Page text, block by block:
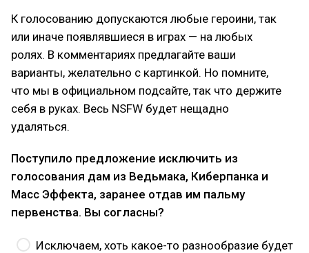
К голосованию допускаются любые героини, так
или иначе появлявшиеся в играх — на любых
ролях. В комментариях предлагайте ваши
варианты, желательно с картинкой. Но помните,
что мы в официальном подсайте, так что держите
себя в руках. Весь NSFW будет нещадно
удаляться.
Поступило предложение исключить из
голосования дам из Ведьмака, Киберпанка и
Масс Эффекта, заранее отдав им пальму
первенства. Вы согласны?
Исключаем, хоть какое-то разнообразие будет